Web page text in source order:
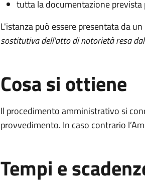
tutta la documentazione prevista
L'istanza può essere presentata da
sostitutiva dell'atto di notorietà resa
Cosa si ottiene
Il procedimento amministrativo si
provvedimento. In caso contrario
Tempi e